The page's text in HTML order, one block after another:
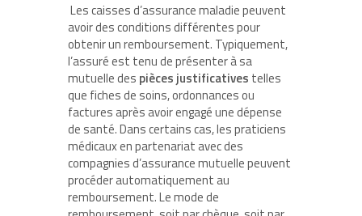
Les caisses d’assurance maladie peuvent
avoir des conditions différentes pour
obtenir un remboursement. Typiquement,
l’assuré est tenu de présenter à sa
mutuelle des pièces justificatives telles
que fiches de soins, ordonnances ou
factures après avoir engagé une dépense
de santé. Dans certains cas, les praticiens
médicaux en partenariat avec des
compagnies d’assurance mutuelle peuvent
procéder automatiquement au
remboursement. Le mode de